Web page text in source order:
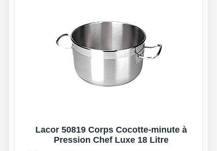
Lacor 50819 Corps Cocotte-minute à
Pression Chef Luxe 18 Litre